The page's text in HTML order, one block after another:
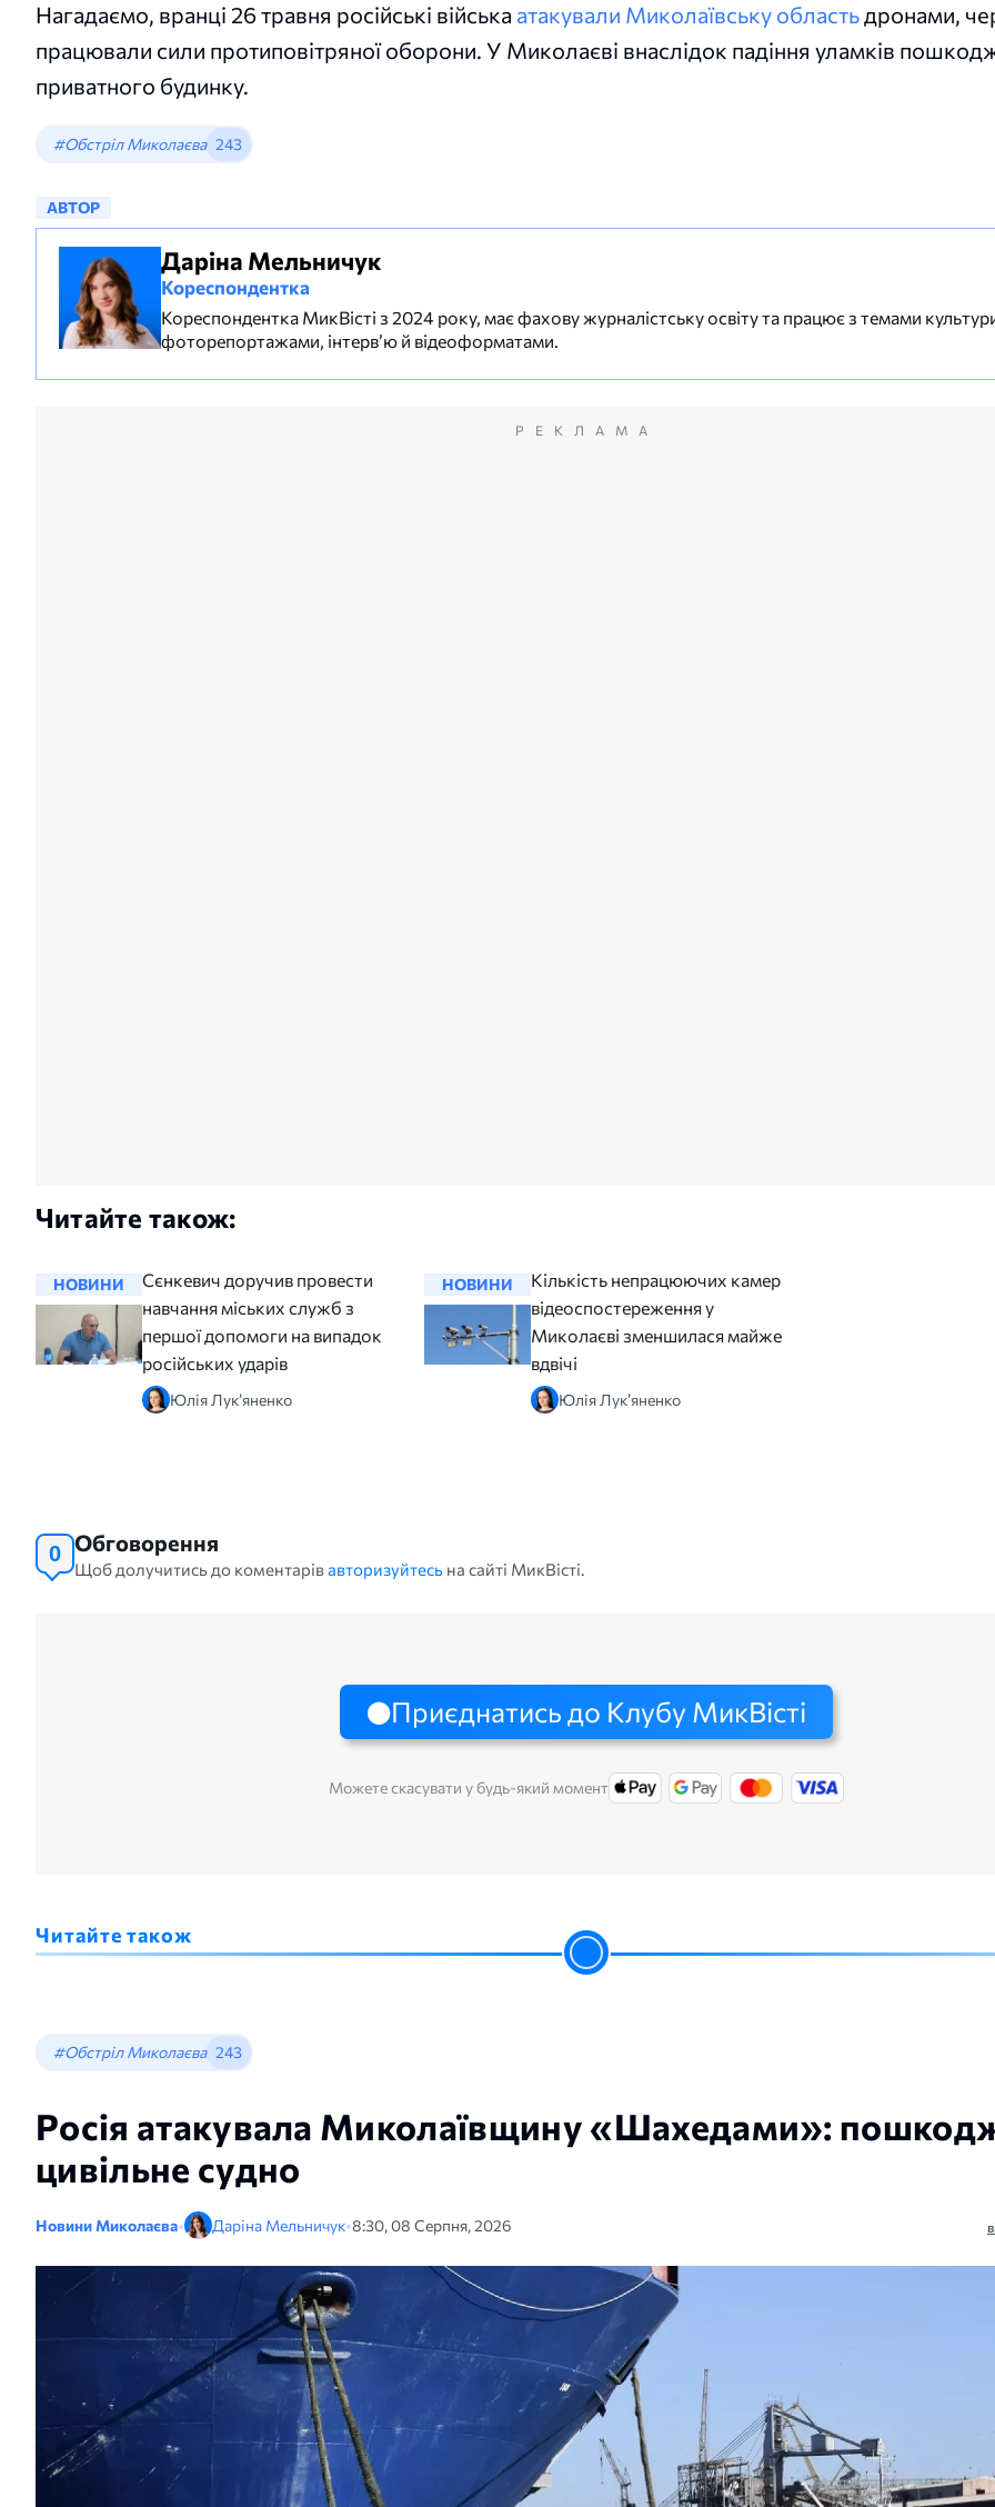
Нагадаємо, вранці 26 травня російські війська атакували Миколаївську областьдронами,
працювали сили протиповітряної оборони. У Миколаєві внаслідок падіння уламків
приватного будинку.
#Обстріл Миколаєва 243
АВТОР
Даріна Мельничук
Кореспондентка
Кореспондентка МикВісті з 2024 року, має фахову журналістську освіту та працює з темами
фоторепортажами, інтерв’ю й відеоформатами.
РЕКЛАМА
Читайте також:
НОВИНИ
Сєнкевич доручив провести
навчання міських служб з
першої допомоги на випадок
російських ударів
Юлія Лук’яненко
НОВИНИ
Кількість непрацюючих камер
відеоспостереження у
Миколаєві зменшилася майже
вдвічі
Юлія Лук’яненко
0 Обговорення
Щоб долучитись до коментарівавторизуйтесь на сайті МикВісті.
Приєднатись до Клубу МикВісті
Можете скасувати у будь-який момент
Читайте також
#Обстріл Миколаєва 243
Росія атакувала Миколаївщину «Шахедами»:
цивільне судно
Новини Миколаєва• Даріна Мельничук•8:30, 08 Серпня, 2026